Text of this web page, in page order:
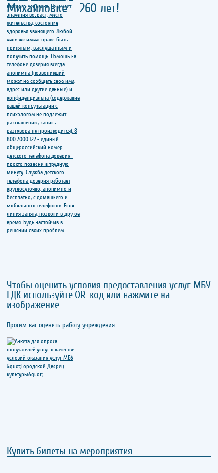
Михайловке – 260 лет!
Чтобы оценить условия предоставления услуг МБУ
ГДК используйте QR-код или нажмите на
изображение
Просим вас оценить работу учреждения.
Купить билеты на мероприятия